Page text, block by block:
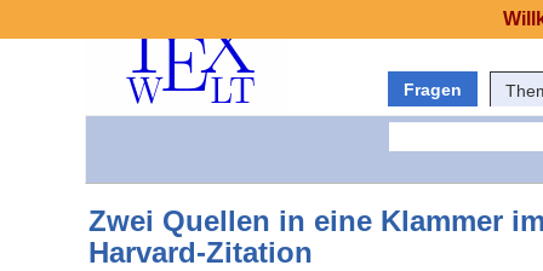
Fragen
Zwei Quellen in eine Klammer
Harvard-Zitation